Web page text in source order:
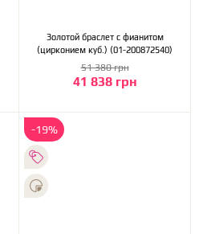
Золотой браслет с фианитом
(цирконием куб.) (01-200872540)
41 838 грн
51 380 грн
-19%